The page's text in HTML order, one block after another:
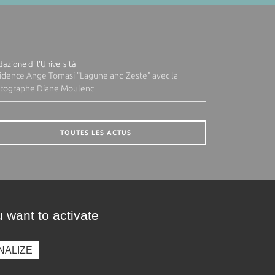
di l'Università
Ange Tomasi "Lagune and Zeste" avec la
Diane Moulenc
TOUTES LES ACTUS
want to activate